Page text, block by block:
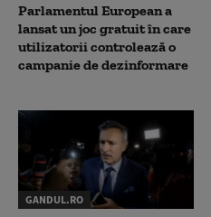
Parlamentul European a
lansat un joc gratuit în care
utilizatorii controlează o
campanie de dezinformare
GANDUL.RO